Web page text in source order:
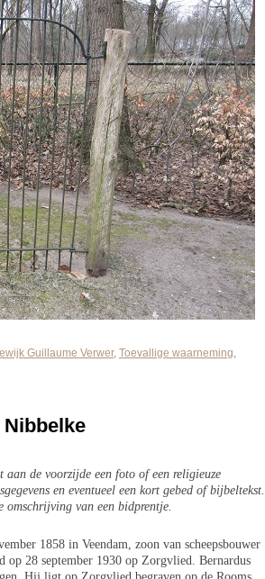
Guillaume Verwer, Toevallige waarneming,
aan de voorzijde een foto of een religieuze
en eventueel een kort gebed of bijbeltekst.
omschrijving van een bidprentje.
1858 in Veendam, zoon van scheepsbouwer
op 28 september 1930 op Zorgvlied. Bernardus